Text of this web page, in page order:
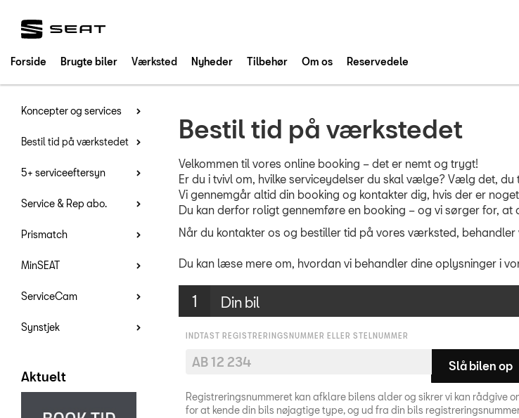
Forside Brugte biler Værksted Nyheder Tilbehør Om os Reservedele
Koncepter og services
Bestil tid på værkstedet
5+ serviceeftersyn
Service & Rep abo.
Prismatch
MinSEAT
ServiceCam
Synstjek
Aktuelt
Bestil tid på værkstedet
Velkommen til vores online booking – det er nemt og trygt!
Er du i tvivl om, hvilke serviceydelser du skal vælge? Vælg det,
Vi gennemgår altid din booking og kontakter dig, hvis der er
Du kan derfor roligt gennemføre en booking – og vi sørger for,
Når du kontakter os og bestiller tid på vores værksted, behandler
Du kan læse mere om, hvordan vi behandler dine oplysninger i
Din bil
INDTAST REGISTRERINGSNUMMER ELLER STELNUMMER
Slå bilen op
Registreringsnummeret kan afklare bilens alder og sikrer vi kan rådgive om relevante værkstedsydelser.​ For at
for at kende din bils nøjagtige type, og ud fra din bils